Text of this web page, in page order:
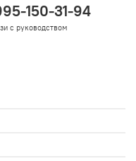
150-31-94
с руководством